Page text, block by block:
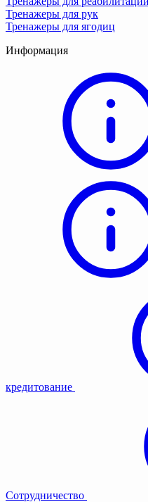
Тренажеры для рук
Тренажеры для ягодиц
Информация
кредитование
Сотрудничество